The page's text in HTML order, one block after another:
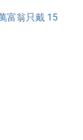
富翁只戴 15